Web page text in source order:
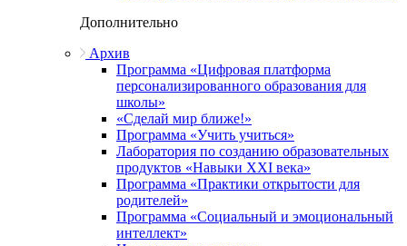
Дополнительно
Архив
Программа «Цифровая платформа
персонализированного образования для
школы»
«Сделай мир ближе!»
Программа «Учить учиться»
Лаборатория по созданию образовательных
продуктов «Навыки XXI века»
Программа «Практики открытости для
родителей»
Программа «Социальный и эмоциональный
интеллект»